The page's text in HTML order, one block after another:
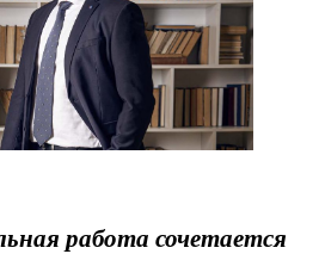
работа сочетается